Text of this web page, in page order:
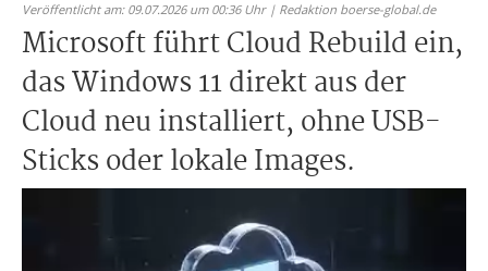
Veröffentlicht am: 09.07.2026 um 00:36 Uhr | Redaktion boerse-global.de
Microsoft führt Cloud Rebuild ein,
das Windows 11 direkt aus der
Cloud neu installiert, ohne USB-
Sticks oder lokale Images.